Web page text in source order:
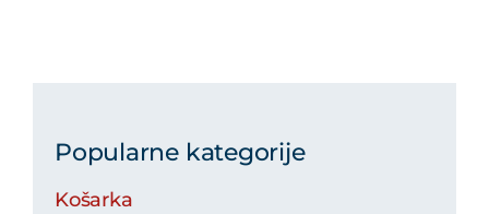
Popularne kategorije
Košarka